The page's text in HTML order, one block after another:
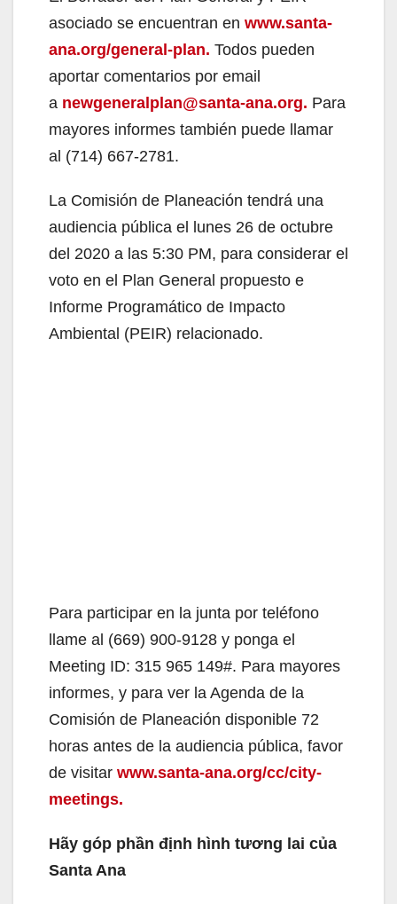
asociado se encuentran en www.santa-
ana.org/general-plan. Todos pueden
aportar comentarios por email
a newgeneralplan@santa-ana.org. Para
mayores informes también puede llamar
al (714) 667-2781.
La Comisión de Planeación tendrá una
audiencia pública el lunes 26 de octubre
del 2020 a las 5:30 PM, para considerar el
voto en el Plan General propuesto e
Informe Programático de Impacto
Ambiental (PEIR) relacionado.
Para participar en la junta por teléfono
llame al (669) 900-9128 y ponga el
Meeting ID: 315 965 149#. Para mayores
informes, y para ver la Agenda de la
Comisión de Planeación disponible 72
horas antes de la audiencia pública, favor
de visitar www.santa-ana.org/cc/city-
meetings.
Hãy góp phần định hình tương lai của
Santa Ana